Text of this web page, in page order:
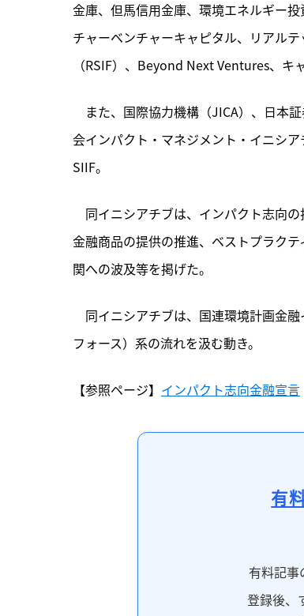
金庫、但馬信用金庫、環境エネルギー
チャーベンチャーキャピタル、リアル
（RSIF）、Beyond Next Ventures、キ
また、国際協力機構（JICA）、日本
会インパクト・マネジメント・イニシ
SIIF。
同イニシアチブは、インパクト志向
金融商品の提供の推進、ベストプラク
関への波及等を掲げた。
同イニシアチブは、国連環境計画金
フォース）系の流れを汲む動き。
【参照ページ】 インパクト志向金融宣言
有
有料記事
登録後、